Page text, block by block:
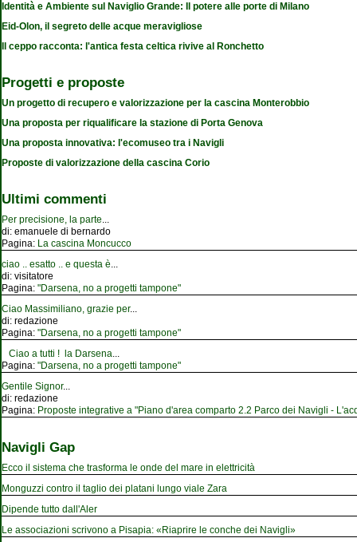
Identità e Ambiente sul Naviglio Grande: Il potere alle porte di Milano
Eid-Olon, il segreto delle acque meravigliose
Il ceppo racconta: l'antica festa celtica rivive al Ronchetto
Progetti e proposte
Un progetto di recupero e valorizzazione per la cascina Monterobbio
Una proposta per riqualificare la stazione di Porta Genova
Una proposta innovativa: l'ecomuseo tra i Navigli
Proposte di valorizzazione della cascina Corio
Ultimi commenti
Per precisione, la parte...
di: emanuele di bernardo
Pagina: La cascina Moncucco
ciao .. esatto .. e questa è...
di: visitatore
Pagina: "Darsena, no a progetti tampone"
Ciao Massimiliano, grazie per...
di: redazione
Pagina: "Darsena, no a progetti tampone"
Ciao a tutti ! la Darsena...
Pagina: "Darsena, no a progetti tampone"
Gentile Signor...
di: redazione
Pagina: Proposte integrative a "Piano d'area comparto 2.2 Parco dei Navigli -
Navigli Gap
Ecco il sistema che trasforma le onde del mare in elettricità
Monguzzi contro il taglio dei platani lungo viale Zara
Dipende tutto dall'Aler
Le associazioni scrivono a Pisapia: «Riaprire le conche dei Navigli»